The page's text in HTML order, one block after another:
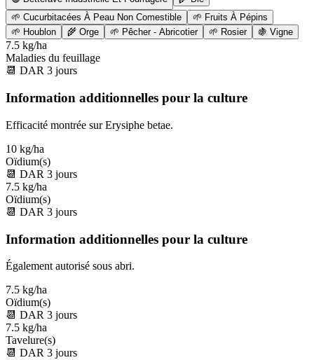
🌱 Cucurbitacées À Peau Non Comestible 🌱 Fruits À Pépins
🌱 Houblon 🌾 Orge 🌱 Pêcher - Abricotier 🌱 Rosier 🍇 Vigne
7.5 kg/ha
Maladies du feuillage
📆 DAR 3 jours
Information additionnelles pour la culture
Efficacité montrée sur Erysiphe betae.
10 kg/ha
Oïdium(s)
📆 DAR 3 jours
7.5 kg/ha
Oïdium(s)
📆 DAR 3 jours
Information additionnelles pour la culture
Également autorisé sous abri.
7.5 kg/ha
Oïdium(s)
📆 DAR 3 jours
7.5 kg/ha
Tavelure(s)
📆 DAR 3 jours